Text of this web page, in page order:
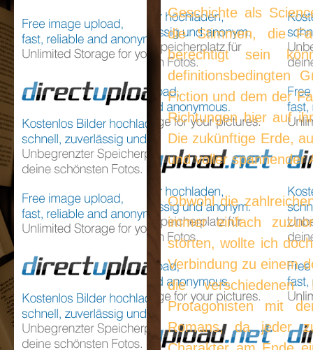
Geschichte als
die Stimmen, die
berechtigt sein
definitionsbedingten
Fiction und dem der
Richtungen hier auf
Die zukünftige Erde,
und voller spannender
Obwohl die
immer einfach
störten, wollte ich
Verbindung zu einem
die verschiedenen
Protagonisten mit
Romans, da jeder